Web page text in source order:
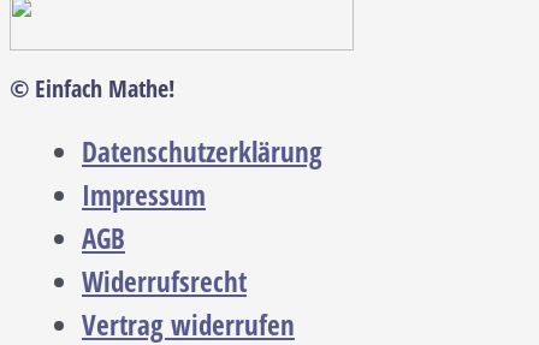
© Einfach Mathe!
Datenschutzerklärung
Impressum
AGB
Widerrufsrecht
Vertrag widerrufen